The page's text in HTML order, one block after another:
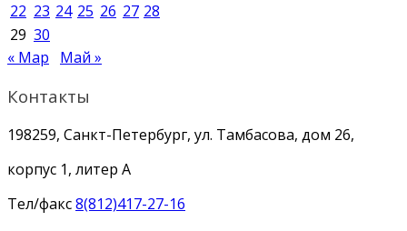
22 23 24 25 26 27 28
29 30
« Мар
Май »
Контакты
198259, Санкт-Петербург, ул. Тамбасова, дом 26,
корпус 1, литер А
Тел/факс8(812)417-27-16